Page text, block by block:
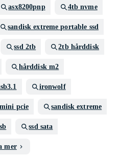
asx8200pnp 4tb nvme
sandisk extreme portable ssd
ssd 2tb 2tb hårddisk
hårddisk m2
ironwolf
mini pcie sandisk extreme
ssd sata
mer